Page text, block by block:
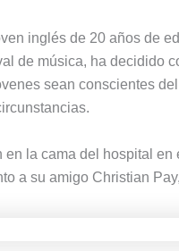
inglés de 20 años de
de música, ha decidido
sean conscientes
la cama del hospital
a su amigo Christian